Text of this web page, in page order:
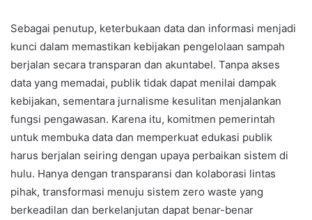
Sebagai penutup, keterbukaan data dan informasi menjadi
kunci dalam memastikan kebijakan pengelolaan sampah
berjalan secara transparan dan akuntabel. Tanpa akses
data yang memadai, publik tidak dapat menilai dampak
kebijakan, sementara jurnalisme kesulitan menjalankan
fungsi pengawasan. Karena itu, komitmen pemerintah
untuk membuka data dan memperkuat edukasi publik
harus berjalan seiring dengan upaya perbaikan sistem di
hulu. Hanya dengan transparansi dan kolaborasi lintas
pihak, transformasi menuju sistem zero waste yang
berkeadilan dan berkelanjutan dapat benar-benar